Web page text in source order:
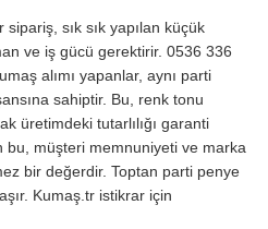
sık sık yapılan küçük
ve iş gücü gerektirir. 0536 336
alımı yapanlar, aynı parti
sahiptir. Bu, renk tonu
üretimdeki tutarlılığı garanti
bu, müşteri memnuniyeti ve marka
bir değerdir. Toptan parti penye
Kumaş.tr istikrar için